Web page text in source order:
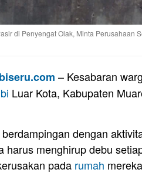
di Penyengat Olak, Minta Perusahaan
– Kesabaran
Luar Kota, Kabupaten
berdampingan dengan
harus menghirup debu
pada rumah